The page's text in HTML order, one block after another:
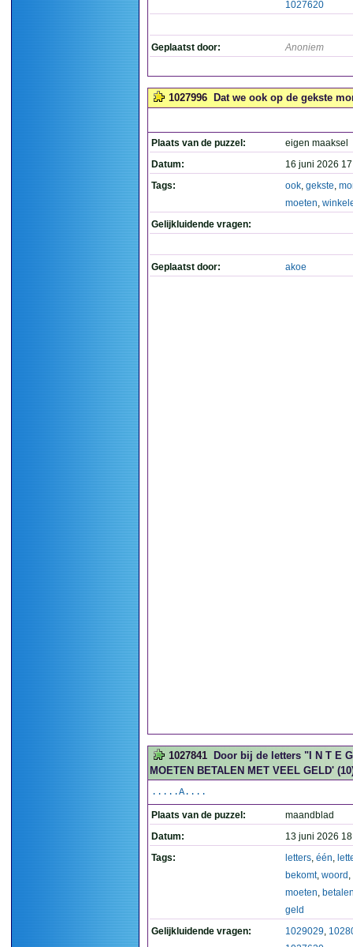
1027620
Geplaatst door: Anoniem
1027996 Dat we ook op de gekste
Plaats van de puzzel:
eigen maaksel
Datum:
16 juni 2026
Tags:
ook, gekste,
moeten,
Gelijkluidende vragen:
Geplaatst door: akoe
1027841
Door bij de letters "I N T E
MOETEN BETALEN MET VEEL GELD'
.....A....
Plaats van de puzzel:
maandblad
Datum:
13 juni 2026
Tags:
letters, één,
bekomt, woord ,
moeten,
geld
Gelijkluidende vragen:
1029029,